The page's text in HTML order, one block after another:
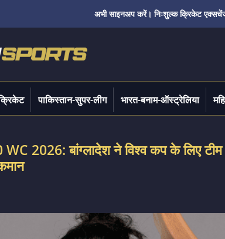
अभी साइनअप करें। निःशुल्क क्रिकेट एक्सचेंज
पाकिस्तान-सुपर-लीग भारत-बनाम-ऑस्ट्रेलिया
2026: बांग्लादेश ने विश्व कप के लिए टीम